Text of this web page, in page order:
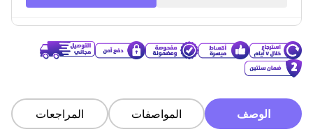
الوصف المواصفات المراجعات